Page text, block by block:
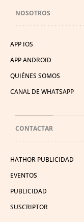
NOSOTROS
APP IOS
APP ANDROID
QUIÉNES SOMOS
CANAL DE WHATSAPP
CONTACTAR
HATHOR PUBLICIDAD
EVENTOS
PUBLICIDAD
SUSCRIPTOR